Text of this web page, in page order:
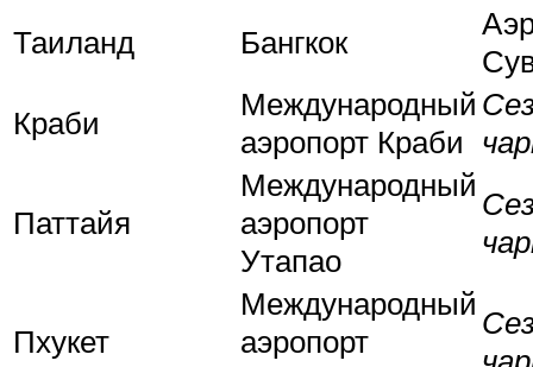
Таиланд
Бангкок
Краби
Международный
аэропорт Краби
Паттайя
Международный
аэропорт
Утапао
Пхукет
Международный
аэропорт